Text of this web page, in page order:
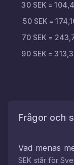
30 SEK =
50 SEK =
70 SEK =
90 SEK =
Frågor och
Vad menas
SEK står för